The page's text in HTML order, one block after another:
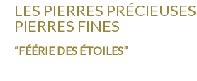
LES PIERRES
PIERRES FINES
“FÉÉRIE DES ÉTOILES”